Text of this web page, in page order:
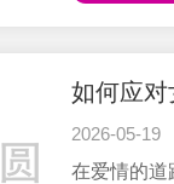
之道。 一
焦头烂额
的事，希
如何应
2026-05-19
在爱情的道